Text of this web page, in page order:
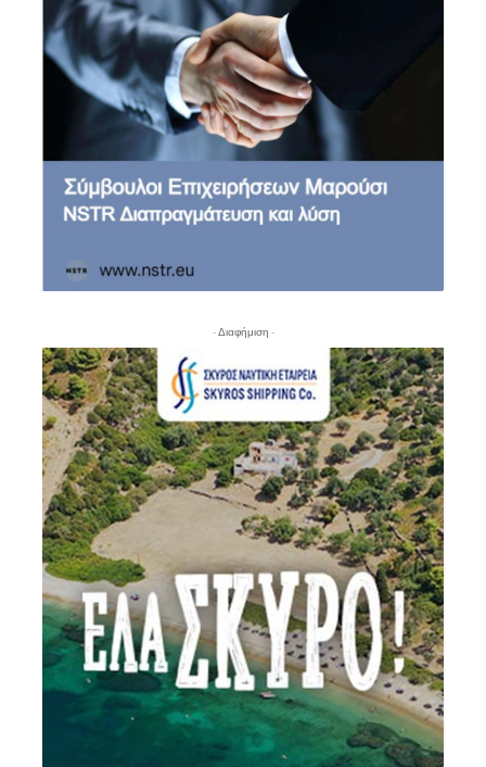
- Διαφήμιση -